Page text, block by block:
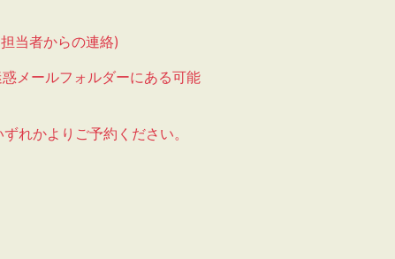
当者からの連絡)
メールフォルダーにある可能
れかよりご予約ください。